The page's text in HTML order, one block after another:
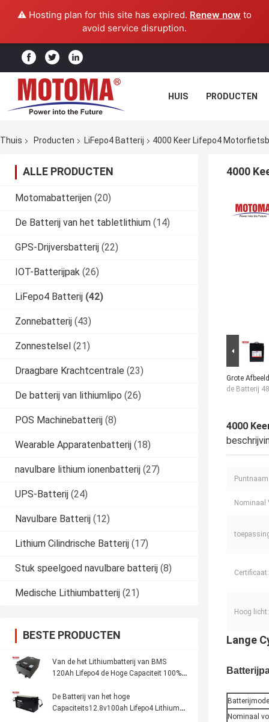
⚠️ Hosting plan for this site has expired. Renew now to
avoid service disruption.
HUIS PRODUCTEN
Thuis Producten LiFepo4 Batterij 4000 Keer Lifepo4
ALLE PRODUCTEN
Motomabatterijen (20)
De Batterij van het tabletlithium (14)
GPS-Drijversbatterij (22)
IOT-Batterijpak (26)
LiFepo4 Batterij (42)
Zonnebatterij (43)
Zonnestelsel (21)
Draagbare Krachtcentrale (23)
De batterij van lithiumlipo (26)
POS Machinebatterij (8)
Wearable Apparatenbatterij (18)
navulbare lithium ionenbatterij (27)
UPS-Batterij (24)
Navulbare Batterij (12)
Lithium Cilindrische Batterij (17)
Stuk speelgoed navulbare batterij (8)
Medische Lithiumbatterij (21)
BESTE PRODUCTEN
Van de het Lithiumbatterij van BMS
120Ah Lifepo4 de Hoge Capaciteit 100%
De Batterij van het hoge
Capaciteits12.8v100ah Lifepo4 Lithium
4000
Grote
de Batterij
4000
Nominaal
Certificaat:
Hoog licht:
Lange
Nominaal